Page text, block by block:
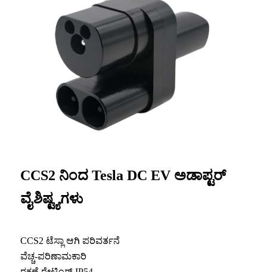
CCS2 ನಿಂದ Tesla DC EV ಅಡಾಪ್ಟರ್
ವೈಶಿಷ್ಟ್ಯಗಳು
CCS2 ಟೆಸ್ಲಾ ಆಗಿ ಪರಿವರ್ತನೆ
ವೆಚ್ಚ-ಪರಿಣಾಮಕಾರಿ